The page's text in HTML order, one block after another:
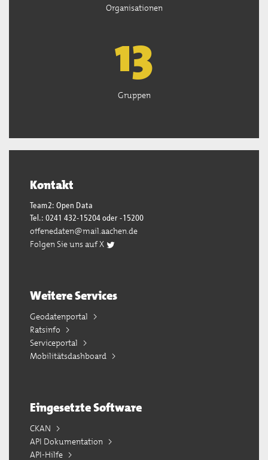
Organisationen
13
Gruppen
Kontakt
Team2: Open Data
Tel.: 0241 432-15204 oder -15200
offenedaten@mail.aachen.de
Folgen Sie uns auf X
Weitere Services
Geodatenportal
Ratsinfo
Serviceportal
Mobilitätsdashboard
Eingesetzte Software
CKAN
API Dokumentation
API-Hilfe